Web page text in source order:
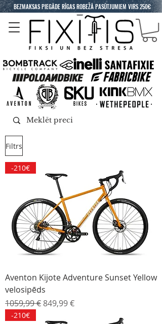
BEZMAKSAS PIEGĀDE RĪGAS ROBEŽĀ PASŪTJUMIEM VIRS 250€
Filtrs
-210€
Aventon Kijote Adventure Sunset Yellow
velosipēds
Parastā cena
1059,99 € Izpārdošanas cena
849,99 €
-210€